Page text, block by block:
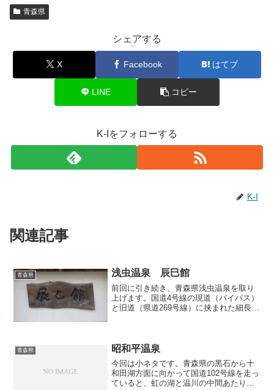
青森県
シェアする
X Facebook はてブ
LINE コピー
K-Iをフォローする
K-I
関連記事
青森県 浅虫温泉 辰巳館
前回に引き続き、青森県浅虫温泉を取り
上げます。国道4号線の現道（バイパス）
と旧道（県道269号線）に挟まれた細長い
て、「麻蒸湯札」で...
青森県 昭和平温泉
今回は小ネタです。青森県の黒石から十
和田湖方面に向かって国道102号線を走っ
ていると、虹の湖と温川の中間あたりで